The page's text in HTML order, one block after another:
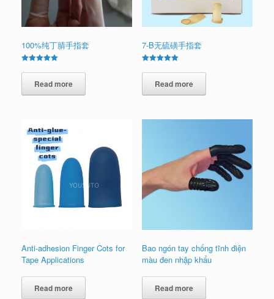
100%纯丁腈手指套
5.00
out of 5Read more
7-B无硫磺手指套
5.00
out of 5Read more
Anti-adhesion Finger Cots for
Tape Applications
Read more
Bao ngón tay chống tĩnh điện
màu đen nhập khẩu
Read more